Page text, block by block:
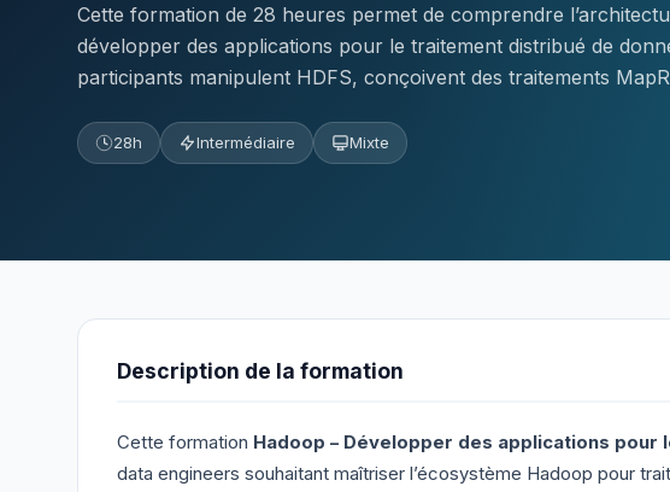
Cette formation de 28 heures permet de comprendre
développer des applications pour le traitement distribué de
participants manipulent HDFS, conçoivent des traitements
28h Intermédiaire Mixte
Description de la formation
Cette formation Hadoop – Développer des applications pour
data engineers souhaitant maîtriser l’écosystème Hadoop pour